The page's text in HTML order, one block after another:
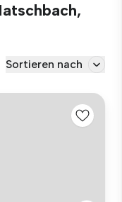
Sortieren nach